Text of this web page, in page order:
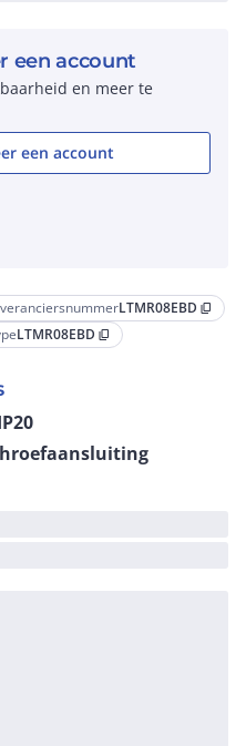
LTMR08EBD content_copy
LTMR08EBD content_copy
een account
en meer te
een account